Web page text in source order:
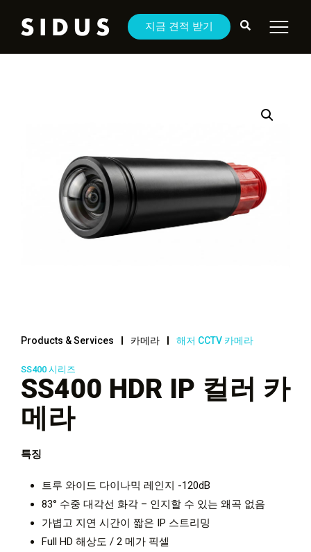
지금 견적 받기
Products & Services 카메라 해저 CCTV 카메라
SS400 시리즈
SS400 HDR IP 컬러 카
메라
특징
트루 와이드 다이나믹 레인지 -120dB
83° 수중 대각선 화각 – 인지할 수 있는 왜곡 없음
가볍고 지연 시간이 짧은 IP 스트리밍
Full HD 해상도 / 2 메가 픽셀